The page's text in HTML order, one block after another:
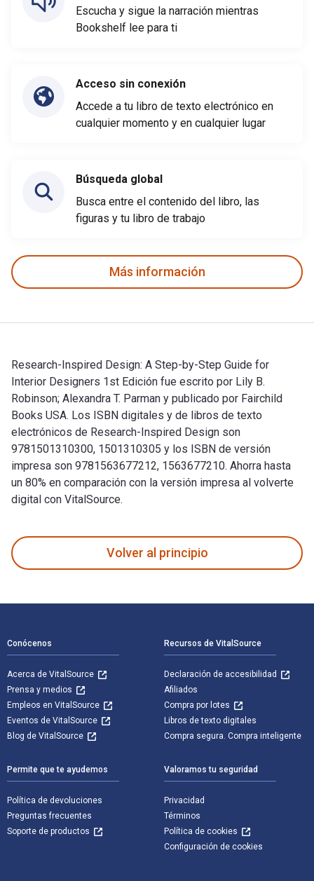
Escucha y sigue la narración mientras
Bookshelf lee para ti
Acceso sin conexión
Accede a tu libro de texto electrónico en
cualquier momento y en cualquier lugar
Búsqueda global
Busca entre el contenido del libro, las
figuras y tu libro de trabajo
Más información
Research-Inspired Design: A Step-by-Step Guide for
Interior Designers 1st Edición fue escrito por Lily B.
Robinson; Alexandra T. Parman y publicado por Fairchild
Books USA. Los ISBN digitales y de libros de texto
electrónicos de Research-Inspired Design son
9781501310300, 1501310305 y los ISBN de versión
impresa son 9781563677212, 1563677210. Ahorra hasta
un 80% en comparación con la versión impresa al volverte
digital con VitalSource.
Volver al principio
Conócenos
Acerca de VitalSource
Prensa y medios
Empleos en VitalSource
Eventos de VitalSource
Blog de VitalSource
Recursos de VitalSource
Declaración de accesibilidad
Afiliados
Compra por lotes
Libros de texto digitales
Compra segura. Compra inteligente
Permite que te ayudemos
Política de devoluciones
Preguntas frecuentes
Soporte de productos
Valoramos tu seguridad
Privacidad
Términos
Política de cookies
Configuración de cookies